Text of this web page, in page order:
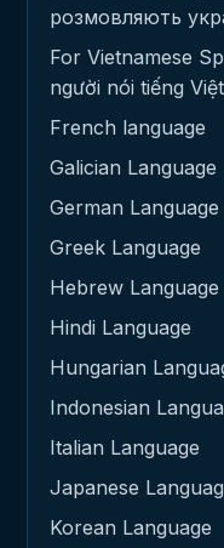
розмовляють
For Vietnamese
người nói tiếng
French language
Galician Language
German Language
Greek Language
Hebrew Language
Hindi Language
Hungarian
Indonesian
Italian Language
Japanese
Korean Language